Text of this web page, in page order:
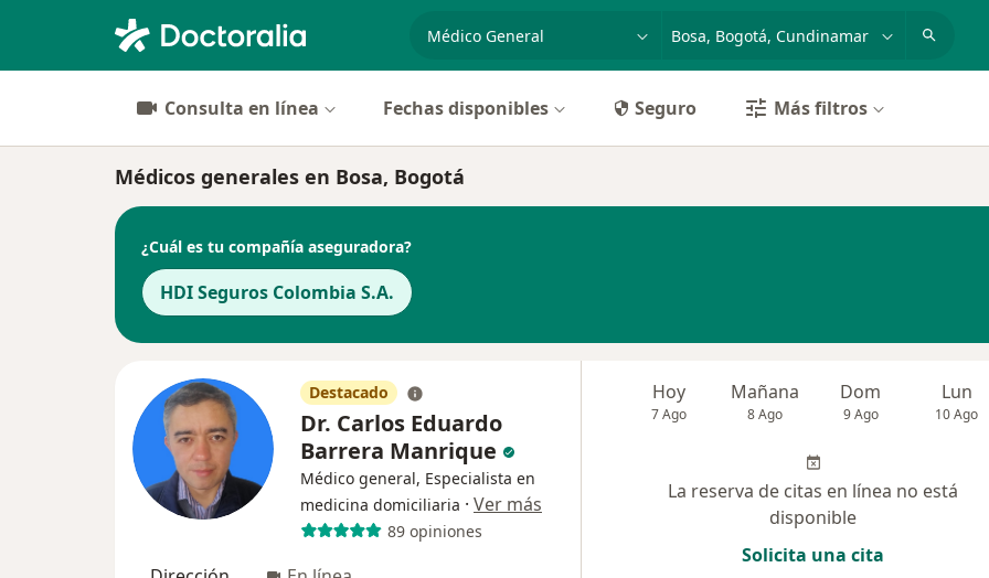
especialidad, enfermedad o nombrep. ej. Bogotá
Consulta en línea Fechas disponibles Seguro Más filtros
Médicos generales en Bosa, Bogotá
¿Cuál es tu compañía aseguradora?
HDI Seguros Colombia S.A.
Destacado
Dr. Carlos Eduardo
Barrera Manrique
Médico general, Especialista en
medicina domiciliaria · Ver más
89 opiniones
Hoy
7 Ago
Mañana
8 Ago
Dom
9 Ago
Lun
10 Ago
La reserva de citas en línea no está
disponible
Solicita una cita